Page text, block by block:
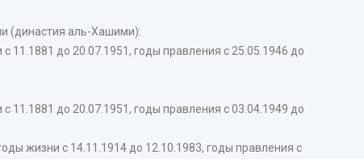
(династия аль-Хашими):
до 20.07.1951, годы правления с 25.05.1946 до
до 20.07.1951, годы правления с 03.04.1949 до
с 14.11.1914 до 12.10.1983, годы правления с